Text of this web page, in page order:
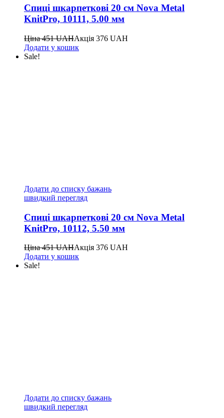
Спиці шкарпеткові 20 см Nova Metal
KnitPro, 10111, 5.00 мм
Ціна451UAHАкція 376 UAH
Додати у кошик
Sale!
Додати до списку бажань
швидкий перегляд
Спиці шкарпеткові 20 см Nova Metal
KnitPro, 10112, 5.50 мм
Ціна451UAHАкція 376 UAH
Додати у кошик
Sale!
Додати до списку бажань
швидкий перегляд